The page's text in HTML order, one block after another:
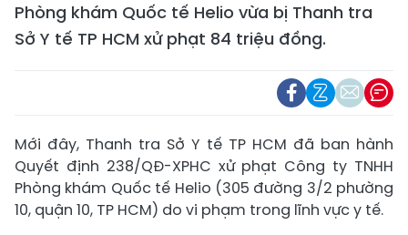
Phòng khám Quốc tế Helio vừa bị Thanh tra
Sở Y tế TP HCM xử phạt 84 triệu đồng.
Mới đây, Thanh tra Sở Y tế TP HCM đã ban hành
Quyết định 238/QĐ-XPHC xử phạt Công ty TNHH
Phòng khám Quốc tế Helio (305 đường 3/2 phường
10, quận 10, TP HCM) do vi phạm trong lĩnh vực y tế.